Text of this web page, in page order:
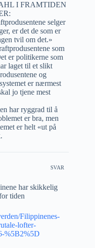
I FRAMTIDEN
selger
er det de som er
tvil om det.»
som
er politikerne som
laget til et slikt
og
er nærmest
jo tjene mest
har ryggrad til å
er bra, men
er helt «ut på
SVAR
har skikkelig
tiden
Filippinenes-
lofter-
%5B2%5D